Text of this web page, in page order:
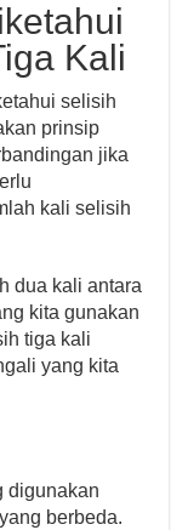
Kali
selisih
prinsip
jika
kali selisih
dua kali antara
kita gunakan
tiga kali
yang kita
digunakan
berbeda.